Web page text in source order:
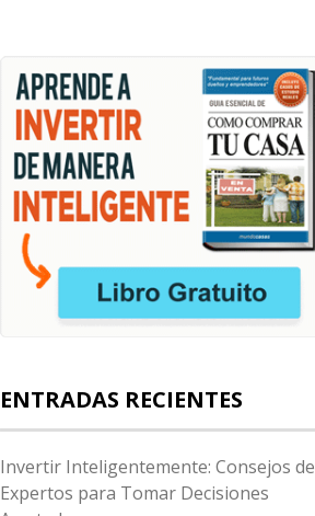
ENTRADAS RECIENTES
Invertir Inteligentemente: Consejos de
Expertos para Tomar Decisiones